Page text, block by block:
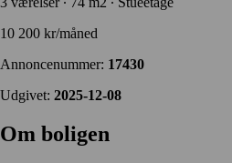
10 200 kr/måned
Annoncenummer: 17430
Udgivet: 2025-12-08
Om boligen